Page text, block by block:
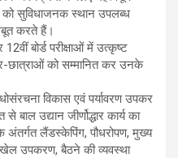
सुविधाजनक स्थान उपलब्ध
करते हैं।
बोर्ड परीक्षाओं में उत्कृष्ट
छात्राओं को सम्मानित कर उनके
विकास एवं पर्यावरण उपकर
उद्यान जीर्णोद्धार कार्य का
अंतर्गत लैंडस्केपिंग, पौधरोपण, मुख्य
के खेल उपकरण, बैठने की व्यवस्था